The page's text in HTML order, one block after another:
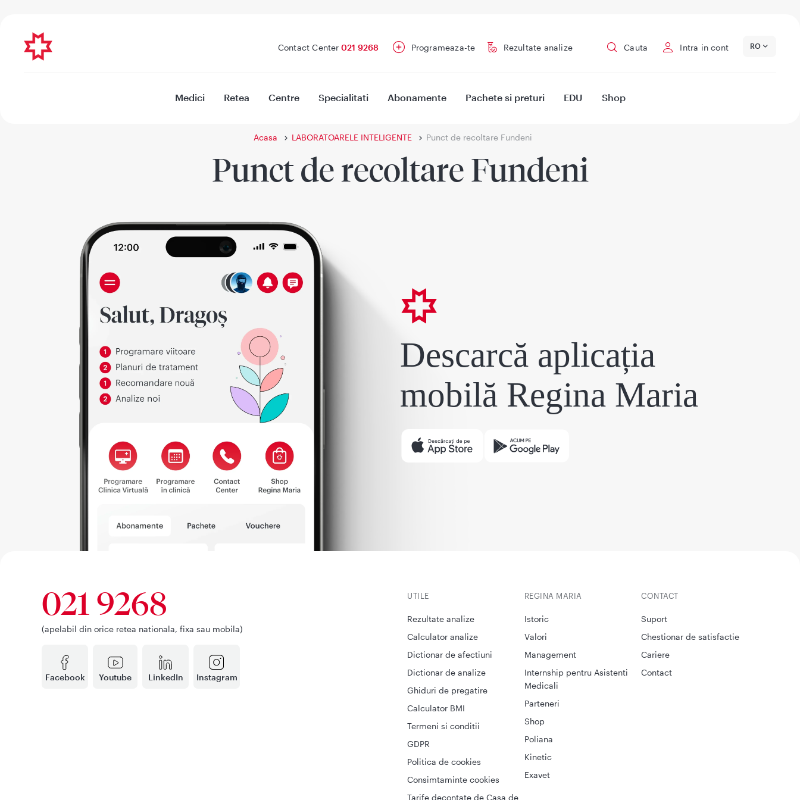
Contact Center 021 9268 Programeaza-te Rezultate analize Cauta Intra in cont RO
Medici Retea Centre Specialitati Abonamente Pachete si preturi EDU Shop
Acasa LABORATOARELE INTELIGENTE Punct de recoltare Fundeni
Punct de recoltare Fundeni
Descarcă aplicația
mobilă Regina Maria
Facebook Youtube LinkedIn Instagram
021 9268
(apelabil din orice retea nationala, fixa sau mobila)
UTILE
Rezultate analize
Calculator analize
Dictionar de afectiuni
Dictionar de analize
Ghiduri de pregatire
Calculator BMI
Termeni si conditii
GDPR
Politica de cookies
Consimtaminte cookies
Tarife decontate de Casa de
CONTACT
Suport
Chestionar de satisfactie
Cariere
Contact
REGINA MARIA
Istoric
Valori
Management
Internship pentru Asistenti
Medicali
Parteneri
Shop
Poliana
Kinetic
Exavet